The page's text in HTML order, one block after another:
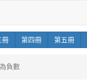
冊 第四冊 第五冊
負數